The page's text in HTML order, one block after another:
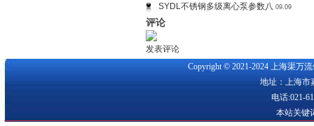
SYDL不锈钢多级离心泵参数八 09.09
评论
发表评论
Copyright © 2021-2024 上海渠万
地址：上海
电话:021-
本站关键